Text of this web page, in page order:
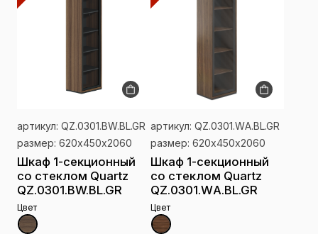
артикул: QZ.0301.BW.BL.GR
размер: 620х450х2060
Шкаф 1-секционный
со стеклом Quartz
QZ.0301.BW.BL.GR
Цвет
артикул: QZ.0301.WА.BL.GR
размер: 620х450х2060
Шкаф 1-секционный
со стеклом Quartz
QZ.0301.WА.BL.GR
Цвет